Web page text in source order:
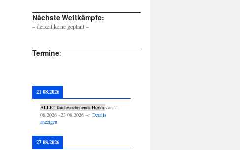
Nächste Wettkämpfe:
– derzeit keine geplant –
Termine:
21 08.2026
ALLE: Tauchwochenende Horka von 21
08.2026- 23 08.2026--> Details
anzeigen
27 08.2026